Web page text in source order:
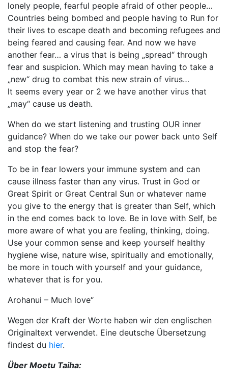
lonely people, fearful people afraid of other people…
Countries being bombed and people having to Run for
their lives to escape death and becoming refugees and
being feared and causing fear. And now we have
another fear… a virus that is being „spread“ through
fear and suspicion. Which may mean having to take a
„new“ drug to combat this new strain of virus…
lt seems every year or 2 we have another virus that
„may“ cause us death.
When do we start listening and trusting OUR inner
guidance? When do we take our power back unto Self
and stop the fear?
To be in fear lowers your immune system and can
cause illness faster than any virus. Trust in God or
Great Spirit or Great Central Sun or whatever name
you give to the energy that is greater than Self, which
in the end comes back to love. Be in love with Self, be
more aware of what you are feeling, thinking, doing.
Use your common sense and keep yourself healthy
hygiene wise, nature wise, spiritually and emotionally,
be more in touch with yourself and your guidance,
whatever that is for you.
Arohanui – Much love“
Wegen der Kraft der Worte haben wir den englischen
Originaltext verwendet. Eine deutsche Übersetzung
findest du hier.
Über Moetu Taiha: